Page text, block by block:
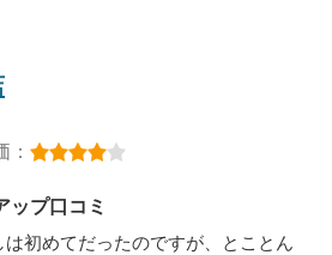
：
ップ口コミ
は初めてだったのですが、とことん